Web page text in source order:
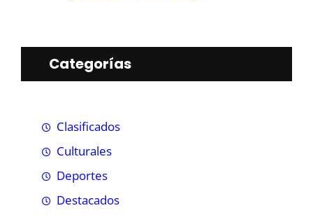
Categorías
Clasificados
Culturales
Deportes
Destacados